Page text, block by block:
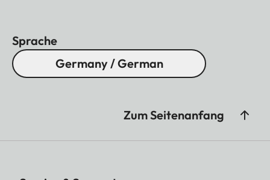
Sprache
Germany / German
Zum Seitenanfang